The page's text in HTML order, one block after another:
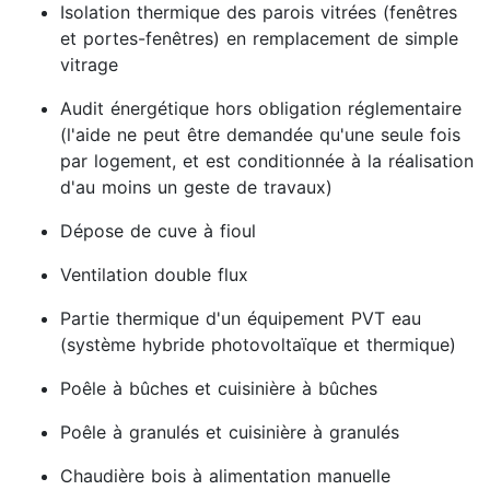
Isolation thermique des parois vitrées (fenêtres
et portes-fenêtres) en remplacement de simple
vitrage
Audit énergétique hors obligation réglementaire
(l'aide ne peut être demandée qu'une seule fois
par logement, et est conditionnée à la réalisation
d'au moins un geste de travaux)
Dépose de cuve à fioul
Ventilation double flux
Partie thermique d'un équipement PVT eau
(système hybride photovoltaïque et thermique)
Poêle à bûches et cuisinière à bûches
Poêle à granulés et cuisinière à granulés
Chaudière bois à alimentation manuelle